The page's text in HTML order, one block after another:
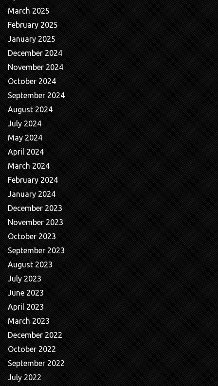
March 2025
February 2025
January 2025
December 2024
November 2024
October 2024
September 2024
August 2024
July 2024
May 2024
April 2024
March 2024
February 2024
January 2024
December 2023
November 2023
October 2023
September 2023
August 2023
July 2023
June 2023
April 2023
March 2023
December 2022
October 2022
September 2022
July 2022